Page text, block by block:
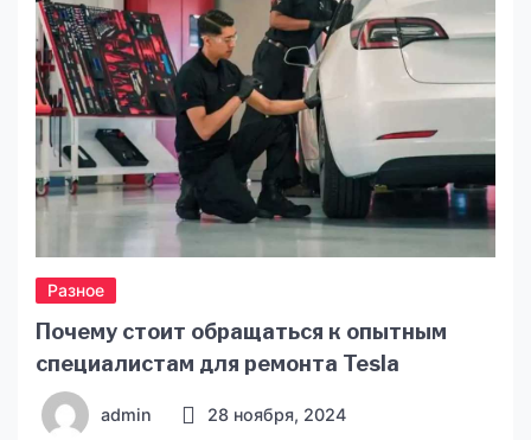
Разное
Почему стоит обращаться к опытным
специалистам для ремонта Tesla
admin 28 ноября, 2024